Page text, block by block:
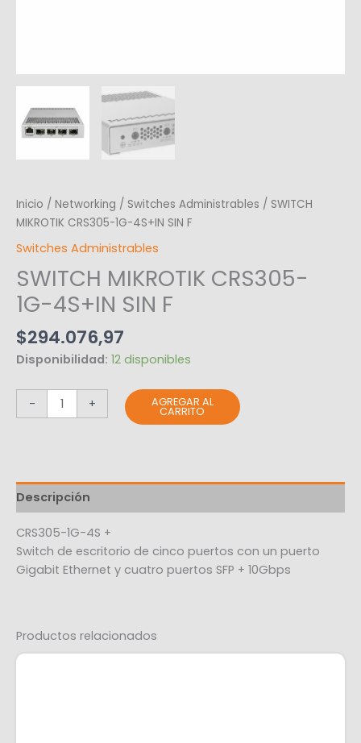
Inicio / Networking / Switches Administrables / SWITCH
MIKROTIK CRS305-1G-4S+IN SIN F
Switches Administrables
SWITCH MIKROTIK CRS305-
1G-4S+IN SIN F
$294.076,97
Disponibilidad: 12 disponibles
- + AGREGAR AL
CARRITO
Descripción
CRS305-1G-4S +
Switch de escritorio de cinco puertos con un puerto
Gigabit Ethernet y cuatro puertos SFP + 10Gbps
Productos relacionados